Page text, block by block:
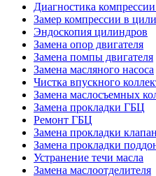
Диагностика
Замер компрессии в
Эндоскопия цилиндров
Замена опор двигателя
Замена помпы двигателя
Замена масляного насоса
Чистка впускного
Замена маслосъемных
Замена прокладки ГБЦ
Ремонт ГБЦ
Замена прокладки
Замена прокладки
Устранение течи масла
Замена маслоотделителя